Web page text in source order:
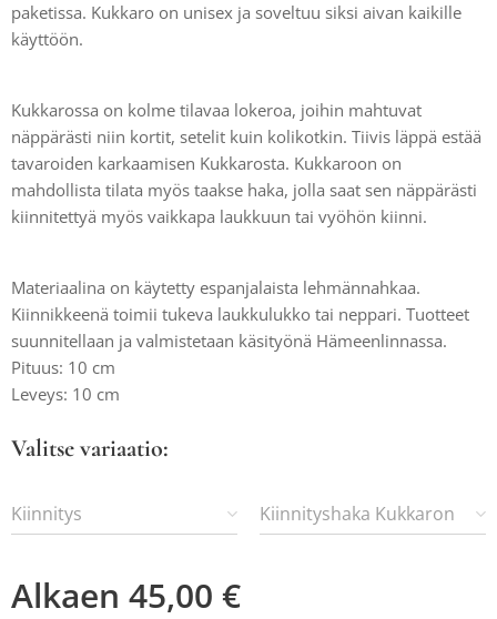
paketissa. Kukkaro on unisex ja soveltuu siksi aivan kaikille
käyttöön.
Kukkarossa on kolme tilavaa lokeroa, joihin mahtuvat
näppärästi niin kortit, setelit kuin kolikotkin. Tiivis läppä estää
tavaroiden karkaamisen Kukkarosta. Kukkaroon on
mahdollista tilata myös taakse haka, jolla saat sen näppärästi
kiinnitettyä myös vaikkapa laukkuun tai vyöhön kiinni.
Materiaalina on käytetty espanjalaista lehmännahkaa.
Kiinnikkeenä toimii tukeva laukkulukko tai neppari. Tuotteet
suunnitellaan ja valmistetaan käsityönä Hämeenlinnassa.
Pituus: 10 cm
Leveys: 10 cm
Valitse variaatio:
Kiinnitys
Kiinnityshaka Kukkaron
Alkaen 45,00 €